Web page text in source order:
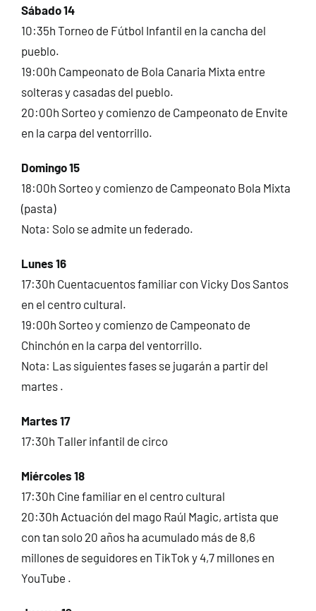
Sábado 14
10:35h Torneo de Fútbol Infantil en la cancha del
pueblo.
19:00h Campeonato de Bola Canaria Mixta entre
solteras y casadas del pueblo.
20:00h Sorteo y comienzo de Campeonato de Envite
en la carpa del ventorrillo.
Domingo 15
18:00h Sorteo y comienzo de Campeonato Bola Mixta
(pasta)
Nota: Solo se admite un federado.
Lunes 16
17:30h Cuentacuentos familiar con Vicky Dos Santos
en el centro cultural.
19:00h Sorteo y comienzo de Campeonato de
Chinchón en la carpa del ventorrillo.
Nota: Las siguientes fases se jugarán a partir del
martes .
Martes 17
17:30h Taller infantil de circo
Miércoles 18
17:30h Cine familiar en el centro cultural
20:30h Actuación del mago Raúl Magic, artista que
con tan solo 20 años ha acumulado más de 8,6
millones de seguidores en TikTok y 4,7 millones en
YouTube .